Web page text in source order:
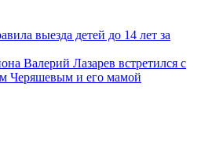
выезда детей до 14 лет за
Валерий Лазарев встретился с
Черяшевым и его мамой